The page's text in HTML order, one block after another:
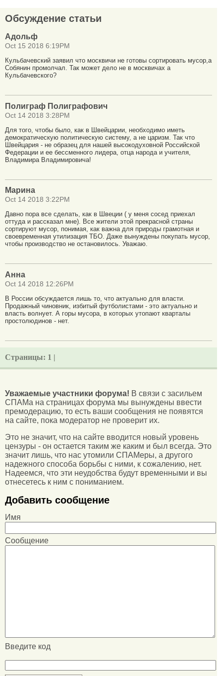
Обсуждение статьи
Адольф
Oct 15 2018 6:19PM
Кульбачевский заявил что москвичи не готовы сортировать мусор,а
Собянин промолчал. Так может дело не в москвичах а
Кульбачевского?
Полиграф Полиграфович
Oct 14 2018 3:28PM
Для того, чтобы было, как в Швейцарии, необходимо иметь
демократическую политическую систему, а не царизм. Так что
Швейцария - не образец для нашей высокодуховной Российской
Федерации и ее бессменного лидера, отца народа и учителя,
Владимира Владимировича!
Марина
Oct 14 2018 3:22PM
Давно пора все сделать, как в Швеции ( у меня сосед приехал
оттуда и рассказал мне). Все жители этой прекрасной страны
сортируют мусор, понимая, как важна для природы грамотная и
своевременная утилизация ТБО. Даже вынуждены покупать мусор,
чтобы производство не остановилось. Уважаю.
Анна
Oct 14 2018 12:26PM
В России обсуждается лишь то, что актуально для власти.
Продажный чиновник, избитый футболистами - это актуально и
власть волнует. А горы мусора, в которых утопают кварталы
простолюдинов - нет.
Страницы: 1 |
Уважаемые участники форума! В связи с засильем
СПАМа на страницах форума мы вынуждены ввести
премодерацию, то есть ваши сообщения не появятся
на сайте, пока модератор не проверит их.
Это не значит, что на сайте вводится новый уровень
цензуры - он остается таким же каким и был всегда. Это
значит лишь, что нас утомили СПАМеры, а другого
надежного способа борьбы с ними, к сожалению, нет.
Надеемся, что эти неудобства будут временными и вы
отнесетесь к ним с пониманием.
Добавить сообщение
Имя
Сообщение
Введите код